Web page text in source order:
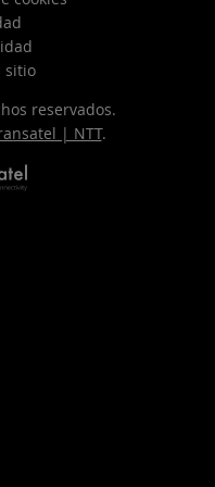
sitio
reservados.
| NTT.